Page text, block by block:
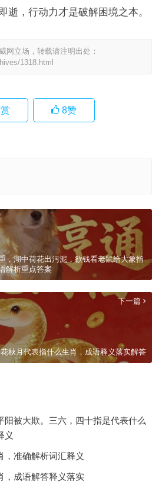
逝，行动力才是破解困境之本。
网立场，转载请注明出处：
1318.html
8赞
，湖中荷花出污泥，欲钱看老鼠给大象指
解析重点答案
下一篇
秋月代表指什么生肖，成语释义落实解答
阳被大欺。三六，四十指是代表什么
义
，准确解析词汇释义
，成语解答释义落实